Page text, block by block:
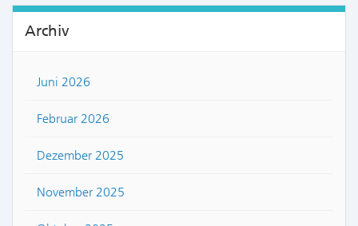
Archiv
Juni 2026
Februar 2026
Dezember 2025
November 2025